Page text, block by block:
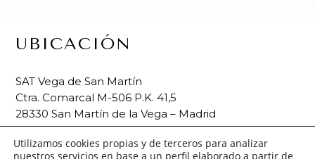
UBICACIÓN
SAT Vega de San Martín
Ctra. Comarcal M-506 P.K. 41,5
28330 San Martín de la Vega – Madrid
Utilizamos cookies propias y de terceros para analizar
nuestros servicios en base a un perfil elaborado a partir de